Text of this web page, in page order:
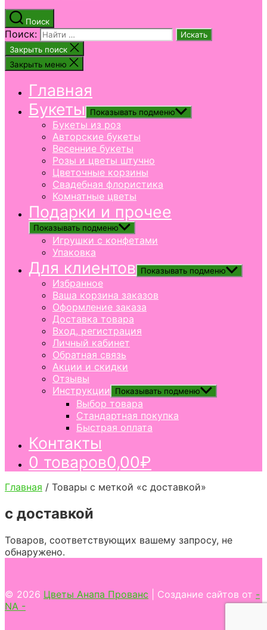
Поиск
Поиск:
Закрыть поиск
Закрыть меню
Главная
Букеты
Показывать подменю
Букеты из роз
Авторские букеты
Весенние букеты
Розы и цветы штучно
Цветочные корзины
Свадебная флористика
Комнатные цветы
Подарки и прочее
Показывать подменю
Игрушки с конфетами
Упаковка
Для клиентов Показывать подменю
Избранное
Ваша корзина заказов
Оформление заказа
Доставка товара
Вход, регистрация
Личный кабинет
Обратная связь
Акции и скидки
Отзывы
Инструкции
Показывать подменю
Выбор товара
Стандартная покупка
Быстрая оплата
Контакты
0 товаров0,00₽
Главная / Товары с меткой «с доставкой»
с доставкой
Товаров, соответствующих вашему запросу, не
обнаружено.
© 2026 Цветы Анапа Прованс | Создание сайтов от -
NA -